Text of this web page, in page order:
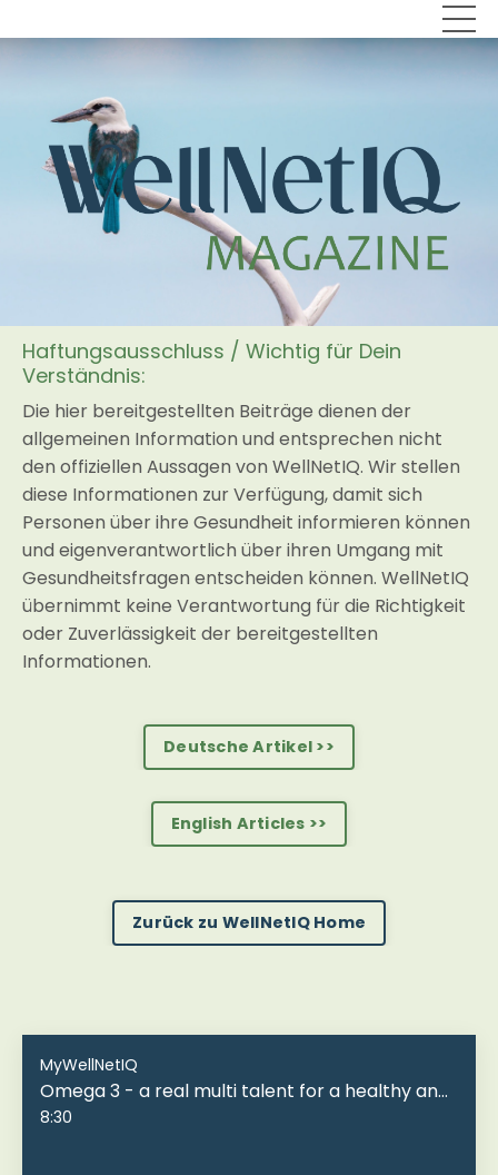
Haftungsausschluss / Wichtig für Dein
Verständnis:
Die hier bereitgestellten Beiträge dienen der
allgemeinen Information und entsprechen nicht
den offiziellen Aussagen von WellNetIQ. Wir stellen
diese Informationen zur Verfügung, damit sich
Personen über ihre Gesundheit informieren können
und eigenverantwortlich über ihren Umgang mit
Gesundheitsfragen entscheiden können. WellNetIQ
übernimmt keine Verantwortung für die Richtigkeit
oder Zuverlässigkeit der bereitgestellten
Informationen.
Deutsche Artikel >>
English Articles >>
Zurück zu WellNetIQ Home
MyWellNetIQ
Omega 3 - a real multi talent for a healthy and vital life
8:30